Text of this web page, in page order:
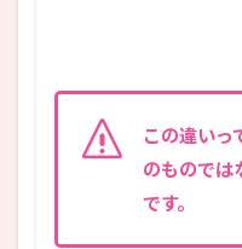
この違いっ
のものでは
です。